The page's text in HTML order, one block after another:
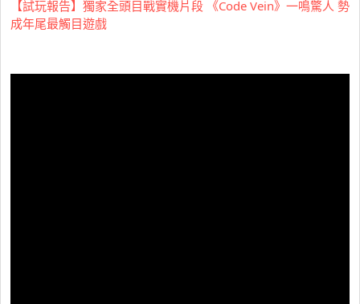
【試玩報告】獨家全頭目戰實機片段 《Code Vein》一鳴驚人 勢
成年尾最觸目遊戲